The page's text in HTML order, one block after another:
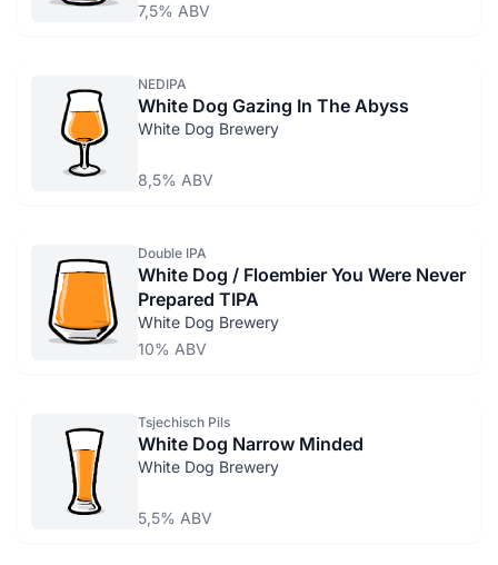
7,5% ABV
NEDIPA
White Dog Gazing In The Abyss
White Dog Brewery
8,5% ABV
Double IPA
White Dog / Floembier You Were Never
Prepared TIPA
White Dog Brewery
10% ABV
Tsjechisch Pils
White Dog Narrow Minded
White Dog Brewery
5,5% ABV